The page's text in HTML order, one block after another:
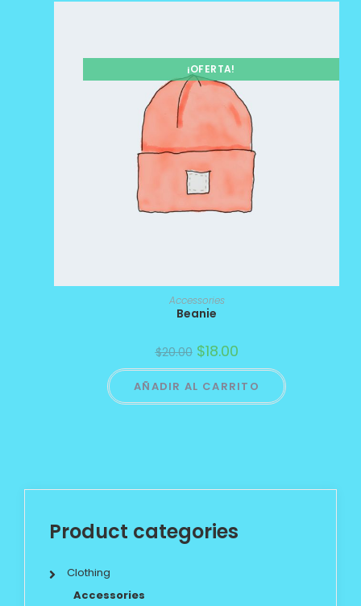
¡OFERTA!
Accessories
Beanie
$20.00 $18.00
AÑADIR AL CARRITO
Product categories
Clothing
Accessories